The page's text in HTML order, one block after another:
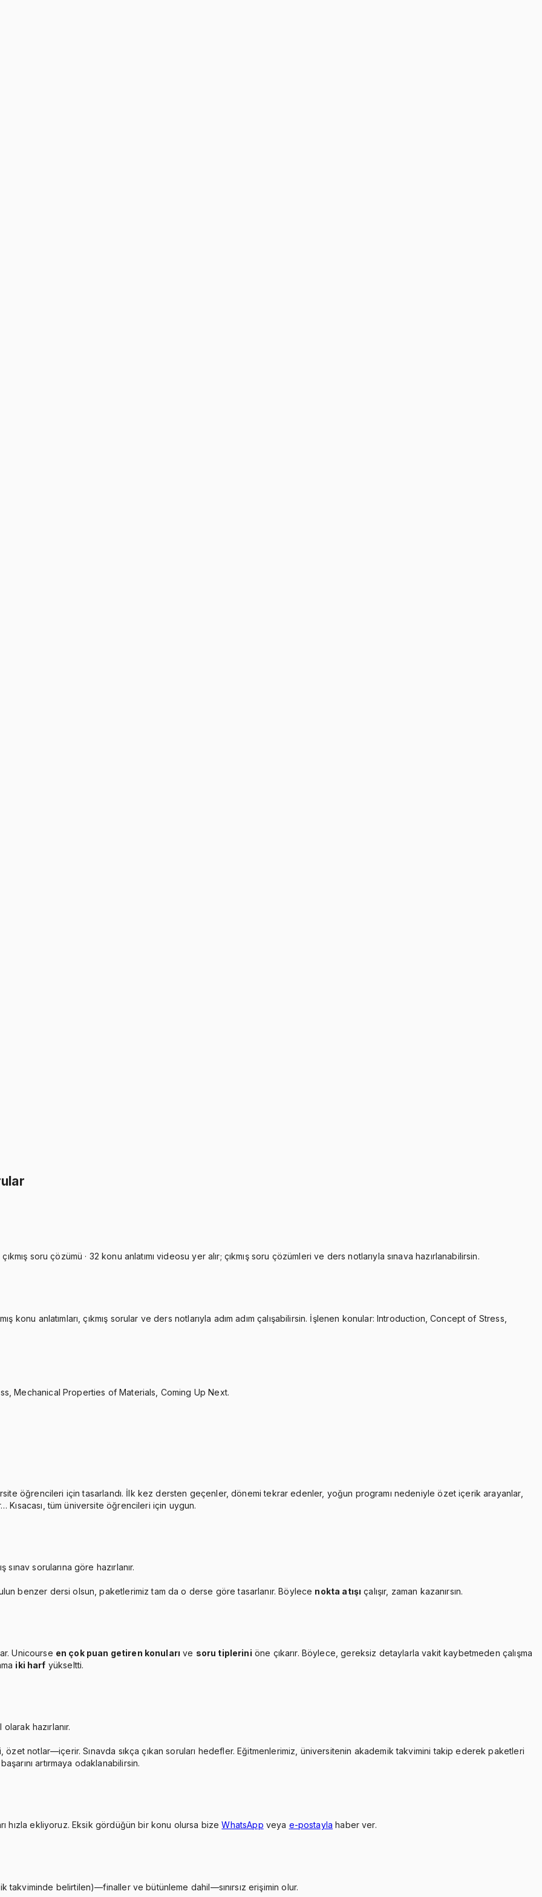
soru çözümü · 32 konu anlatımı videosu yer alır; çıkmış soru çözümleri ve ders notlarıyla sınava hazırlanabilirsin.
konu anlatımları, çıkmış sorular ve ders notlarıyla adım adım çalışabilirsin. İşlenen konular: Introduction, Concept of Stress,
Mechanical Properties of Materials, Coming Up Next.
öğrencileri için tasarlandı. İlk kez dersten geçenler, dönemi tekrar edenler, yoğun programı nedeniyle özet içerik arayanlar,
tüm üniversite öğrencileri için uygun.
sorularına göre hazırlanır.
benzer dersi olsun, paketlerimiz tam da o derse göre tasarlanır. Böylece nokta atışı çalışır, zaman kazanırsın.
Unicourse en çok puan getiren konuları ve soru tiplerini öne çıkarır. Böylece, gereksiz detaylarla vakit kaybetmeden çalışma
iki harf yükseltti.
hazırlanır.
özet notlar—içerir. Sınavda sıkça çıkan soruları hedefler. Eğitmenlerimiz, üniversitenin akademik takvimini takip ederek paketleri
artırmaya odaklanabilirsin.
hızla ekliyoruz. Eksik gördüğün bir konu olursa bize WhatsApp veya e-postayla haber ver.
takviminde belirtilen)—finaller ve bütünleme dahil—sınırsız erişimin olur.